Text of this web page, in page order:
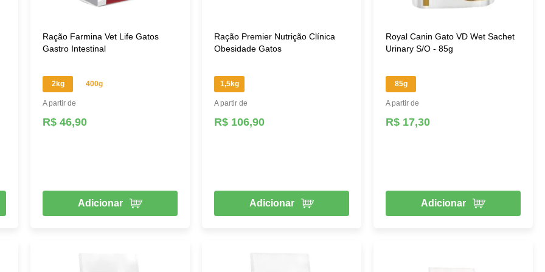
enquanto o sachê deve ser usado uma única vez, por conta da oxigenação, o que diminui a validade desse tipo
veterinário quando o felino apresenta algum problema de saúde. São rações com componentes especiais e as mais
diabetes felina, problemas gastrointestinais, entre outras.
Ração Farmina Vet Life Gatos
Gastro Intestinal
2kg 400g
A partir de
R$ 46,90
Adicionar
Ração Premier Nutrição Clínica
Obesidade Gatos
1,5kg
A partir de
R$ 106,90
Adicionar
Royal Canin Gato VD Wet Sachet
Urinary S/O - 85g
85g
A partir de
R$ 17,30
Adicionar